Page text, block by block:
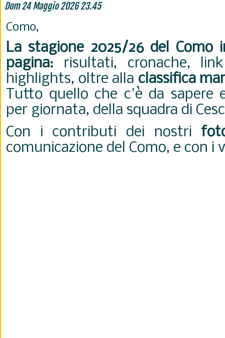
Dom 24 Maggio 2026 23.45
Como,
La stagione 2025/26 del
pagina: risultati, cronache,
highlights, oltre alla classifica
Tutto quello che c'è da sapere
per giornata, della squadra di
Con i contributi dei nostri
comunicazione del Como, e con i